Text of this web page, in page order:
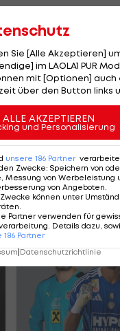
Murray ist!
76-jährige
Marray im Doppel
(DEN) das
6:3. Den letzten
Sie [Alle Akzeptieren]
im LAOLA1 PUR
mit [Optionen] auch
über den Button links
ALLE AKZEPTIEREN
und Personalisierung
unsere 186 Partner
Zwecke: Speichern von
Messung von Werbeleistung
von Angeboten
können unter
Partner verwenden für
Details dazu,
186 Partner
|Datenschutzrichtlinie